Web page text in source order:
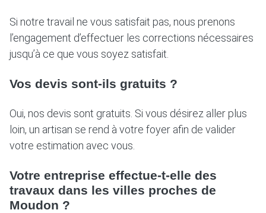
Si notre travail ne vous satisfait pas, nous prenons
l’engagement d’effectuer les corrections nécessaires
jusqu’à ce que vous soyez satisfait.
Vos devis sont-ils gratuits ?
Oui, nos devis sont gratuits. Si vous désirez aller plus
loin, un artisan se rend à votre foyer afin de valider
votre estimation avec vous.
Votre entreprise effectue-t-elle des
travaux dans les villes proches de
Moudon ?